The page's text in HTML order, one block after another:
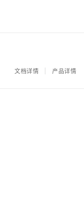
高效的分页
Polardb-X
& Java 场景
16
式一体化开源
文档详情 产品详情